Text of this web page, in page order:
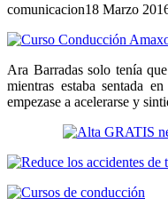
comunicacion18 Marzo
Ara Barradas solo tenía
mientras estaba sentada
empezase a acelerarse y